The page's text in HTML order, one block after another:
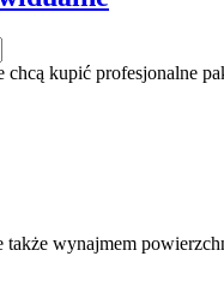
kupić profesjonalne
także wynajmem